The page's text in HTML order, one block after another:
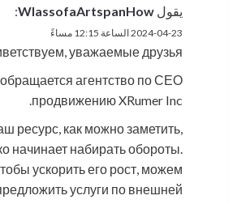
يقول WlassofaArtspanHow
:
2024-04-23 الساعة 12:15 مساءً
уважаемые друзья!
агентство по СЕО
продвижению XRumer Inc.
ресурс, как можно заметить,
начинает набирать обороты.
ускорить его рост, можем
услуги по внешней